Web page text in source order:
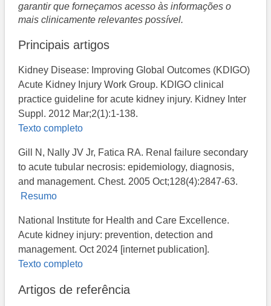
garantir que forneçamos acesso às informações o
mais clinicamente relevantes possível.
Principais artigos
Kidney Disease: Improving Global Outcomes (KDIGO)
Acute Kidney Injury Work Group. KDIGO clinical
practice guideline for acute kidney injury. Kidney Inter
Suppl. 2012 Mar;2(1):1-138.
Texto completo
Gill N, Nally JV Jr, Fatica RA. Renal failure secondary
to acute tubular necrosis: epidemiology, diagnosis,
and management. Chest. 2005 Oct;128(4):2847-63.
Resumo
National Institute for Health and Care Excellence.
Acute kidney injury: prevention, detection and
management. Oct 2024 [internet publication].
Texto completo
Artigos de referência